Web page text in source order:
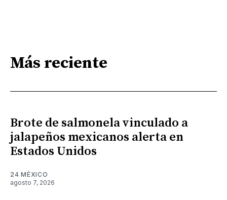
Más reciente
Brote de salmonela vinculado a
jalapeños mexicanos alerta en
Estados Unidos
24 MÉXICO
agosto 7, 2026